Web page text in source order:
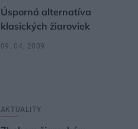
Úsporná alternatíva
klasických žiaroviek
09. 04. 2009
AKTUALITY